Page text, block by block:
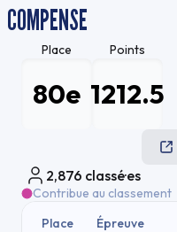
COMPENSE
Place
80e
Points
1212.5
2,876 classé·es
Contribue au classement
Place
Épreuve